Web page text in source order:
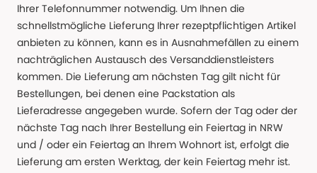
Ihrer Telefonnummer notwendig. Um Ihnen die
schnellstmögliche Lieferung Ihrer rezeptpflichtigen Artikel
anbieten zu können, kann es in Ausnahmefällen zu einem
nachträglichen Austausch des Versanddienstleisters
kommen. Die Lieferung am nächsten Tag gilt nicht für
Bestellungen, bei denen eine Packstation als
Lieferadresse angegeben wurde. Sofern der Tag oder der
nächste Tag nach Ihrer Bestellung ein Feiertag in NRW
und / oder ein Feiertag an Ihrem Wohnort ist, erfolgt die
Lieferung am ersten Werktag, der kein Feiertag mehr ist.